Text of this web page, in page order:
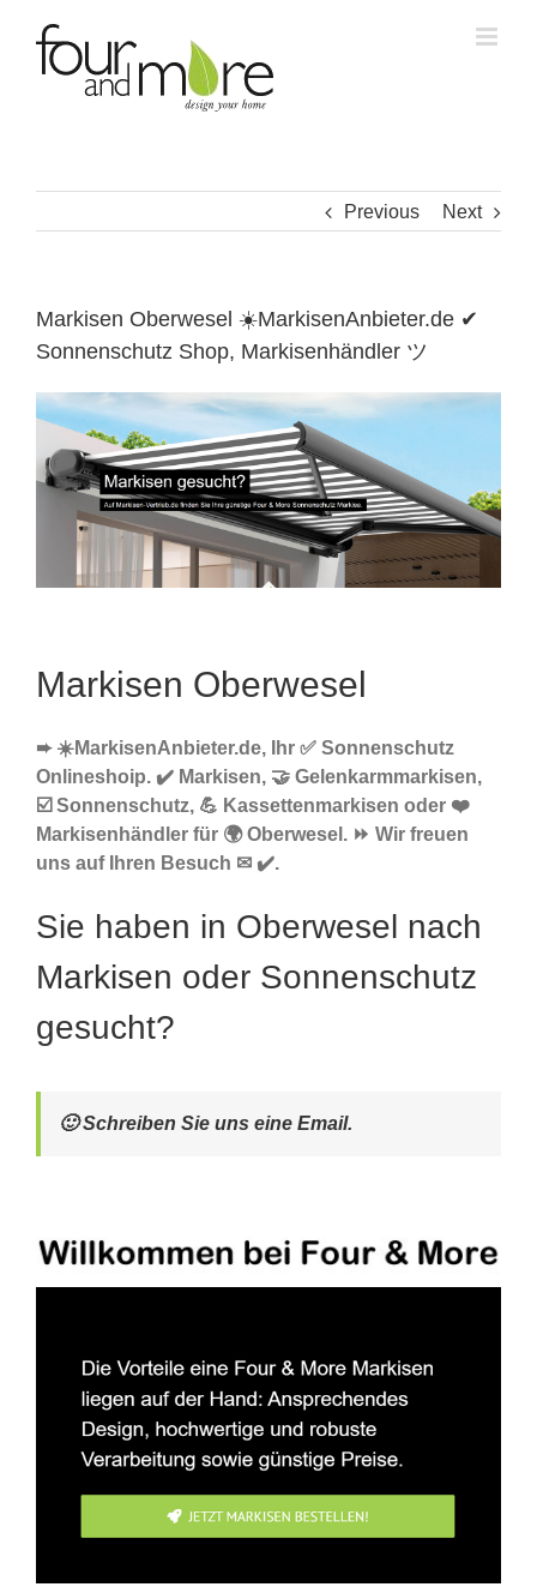
content
Previous Next
Markisen Oberwesel ☀️MarkisenAnbieter.de ✔
Sonnenschutz Shop, Markisenhändler ツ
Markisen Oberwesel
➨ ☀️MarkisenAnbieter.de, Ihr ✅ Sonnenschutz
Onlineshoip. ✔️ Markisen, 🤝 Gelenkarmmarkisen,
☑️ Sonnenschutz, 💪 Kassettenmarkisen oder ❤️
Markisenhändler für 🌍 Oberwesel. ⏩ Wir freuen
uns auf Ihren Besuch ✉ ✔️.
Sie haben in Oberwesel nach
Markisen oder Sonnenschutz
gesucht?
🙂 Schreiben Sie uns eine Email.